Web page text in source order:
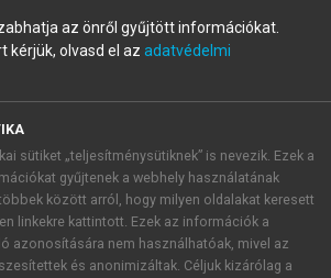
vagy hozz létre új fiókot.
apróbaidőszakautomatikusan
FIÓKKAL
hozzáférés
az önről gyűjtött információkat.
kérjük, olvasd el az adatvédelmi
sütiket „teljesítménysütiknek” is nevezik. Ezek a
gyűjtenek a webhely használatának
között arról, hogy milyen oldalakat keresett
linkekre kattintott. Ezek az információk a
azonosítására nem használhatóak, mivel az
és anonimizáltak. Céljuk kizárólag a